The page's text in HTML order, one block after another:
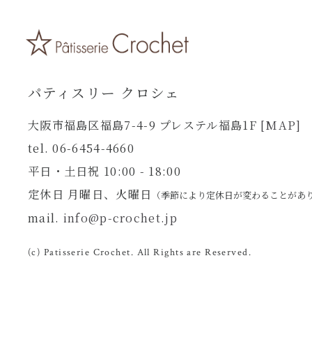
パティスリー クロシェ
大阪市福島区福島7-4-9 プレステル福島1F [MAP]
tel. 06-6454-4660
平日・土日祝 10:00 - 18:00
定休日 月曜日、火曜日 （季節により定休日が変わることがあ
mail. info@p-crochet.jp
(c) Patisserie Crochet. All Rights are Reserved.